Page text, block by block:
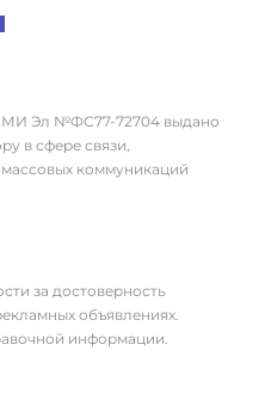
Эл №ФС77-72704 выдано
в сфере связи,
коммуникаций
за достоверность
объявлениях.
информации.